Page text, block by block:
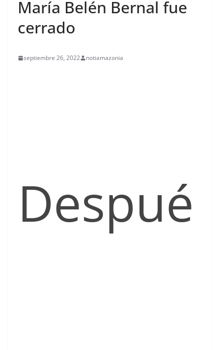
María Belén Bernal fue
cerrado
septiembre 26, 2022 notiamazonia
Despué